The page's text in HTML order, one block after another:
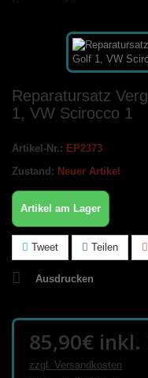
Reparatursatz
1, VW Scirocco 1
Artikel-Nr.: EP2373
Zustand: Neuer Artikel
Artikel am Lager
Tweet Teilen
Ausdrucken
85,90€ inkl.
zzgl. Versandkosten